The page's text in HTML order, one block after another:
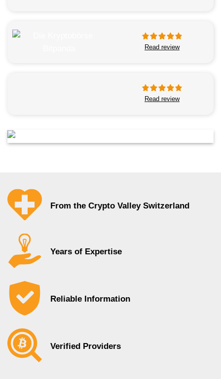
Read review
Read review
From the Crypto Valley Switzerland
Years of Expertise
Reliable Information
Verified Providers